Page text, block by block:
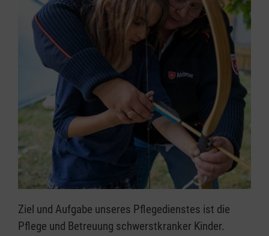
Ziel und Aufgabe unseres Pflegedienstes ist die
Pflege und Betreuung schwerstkranker Kinder.